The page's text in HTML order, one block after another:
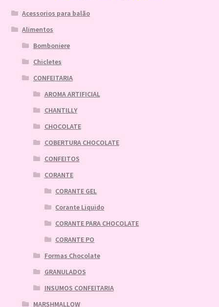
Acessorios para balão
Alimentos
Bomboniere
Chicletes
CONFEITARIA
AROMA ARTIFICIAL
CHANTILLY
CHOCOLATE
COBERTURA CHOCOLATE
CONFEITOS
CORANTE
CORANTE GEL
Corante Liquido
CORANTE PARA CHOCOLATE
CORANTE PO
Formas Chocolate
GRANULADOS
INSUMOS CONFEITARIA
MARSHMALLOW